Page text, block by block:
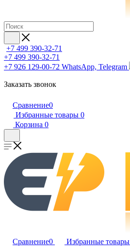
+7 499 390-32-71
+7 499 390-32-71
+7 926 129-00-72 WhatsApp, Telegram
Заказать звонок
Сравнение0
Избранные товары 0
Корзина 0
Сравнение0 Избранные товары